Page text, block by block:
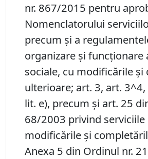
nr. 867/2015 pentru
Nomenclatorului
precum şi a
organizare şi funcţionare
sociale, cu modificările
ulterioare; art. 3, art. 3^4,
lit. e), precum şi art. 25
68/2003 privind serviciile
modificările şi
Anexa 5 din Ordinul nr.